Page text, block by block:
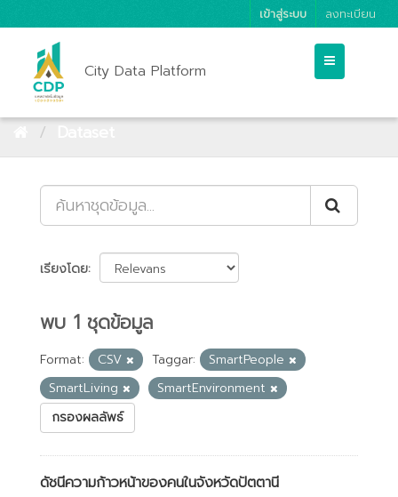
เข้าสู่ระบบ ลงทะเบียน
City Data Platform
เรียงโดย
พบ 1 ชุดข้อมูล
Format: CSV Taggar:
SmartPeople
SmartLiving
SmartEnvironment
กรองผลลัพธ์
ดัชนีความก้าวหน้าของคนในจังหวัดปัตตานี